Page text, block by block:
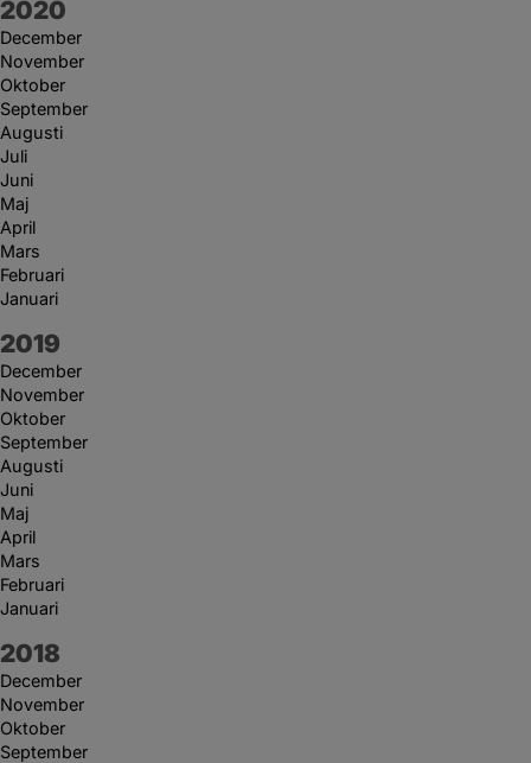
År:
2020
December
November
Oktober
September
Augusti
Juli
Juni
Maj
April
Mars
Februari
Januari
År:
2019
December
November
Oktober
September
Augusti
Juni
Maj
April
Mars
Februari
Januari
År:
2018
December
November
Oktober
September